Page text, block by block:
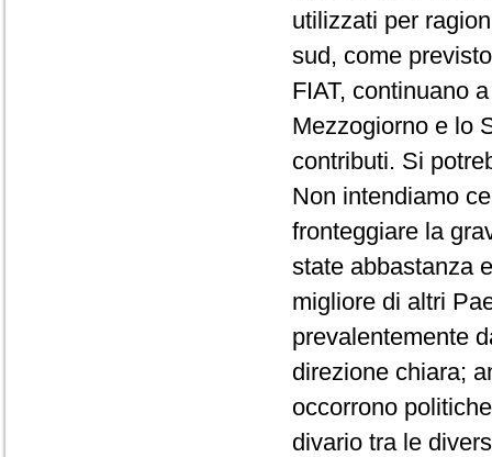
utilizzati per
sud, come
FIAT, continuano
Mezzogiorno e lo
contributi. Si
Non intendiamo
fronteggiare la
state abbastanza
migliore di altri
prevalentemente
direzione chiara;
occorrono
divario tra le